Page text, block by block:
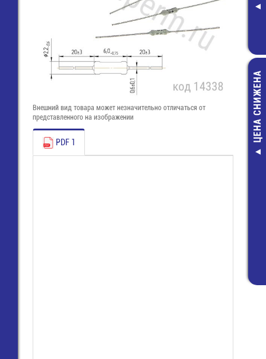
49,00 руб.
ЦЕНА СНИЖЕНА
Внешний вид товара может незначительно отличаться от
представленного на изображении
PDF 1